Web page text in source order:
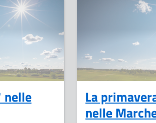
nelle
La
nelle